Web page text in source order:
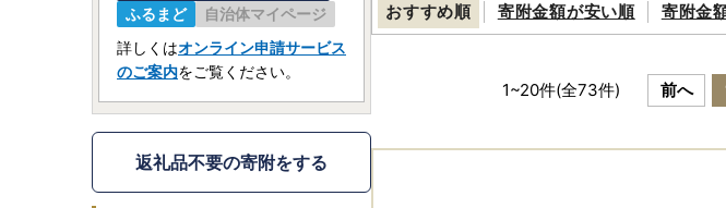
おすすめ順 寄附金額が安い順 寄附金
1~20件(全73件) 前へ
ふるまど
自治体マイページ
詳しくはオンライン申請サービス
のご案内をご覧ください。
返礼品不要の寄附をする